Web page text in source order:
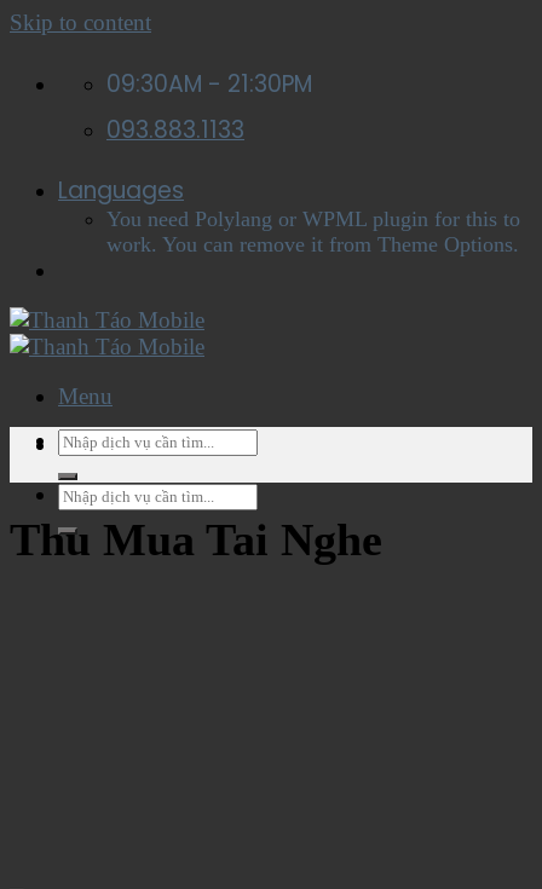
Skip to content
09:30AM - 21:30PM
093.883.1133
Languages
You need Polylang or WPML plugin for this to
work. You can remove it from Theme Options.
Menu
Menu
Thu Mua Tai Nghe